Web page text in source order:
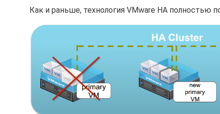
Как и раньше, технология VMware HA полностью